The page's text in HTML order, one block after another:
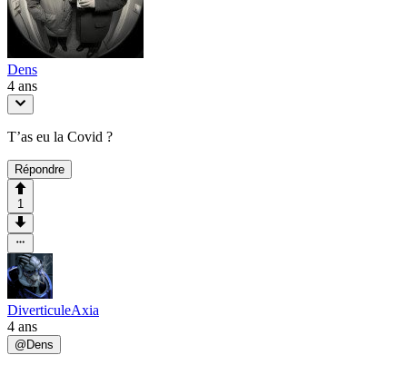
Dens
4 ans
T’as eu la Covid ?
Répondre
1
DiverticuleAxia
4 ans
@ Dens